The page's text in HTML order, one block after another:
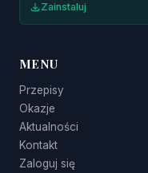
Zainstaluj
MENU
Przepisy
Okazje
Aktualności
Kontakt
Zaloguj się